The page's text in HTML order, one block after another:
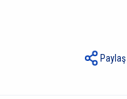
Paylaş